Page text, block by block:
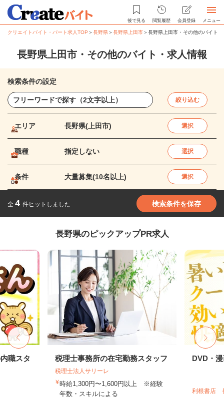
後で見る 閲覧履歴 会員登録 メニュー
クリエイトバイト・パート求人TOP ＞長野県＞長野県上田市＞長野県上田市・その他のバイト
長野県上田市・その他のバイト・求人情報
検索条件の設定
絞り込む
エリア 長野県(上田市) 選択
職種 指定しない 選択
条件 大量募集(10名以上) 選択
全 4 件ヒットしました 検索条件を保存
長野県のピックアップPR求人
職スタ 税理士事務所の在宅勤務スタッフ
税理士法人サリーレ
時給1,300円〜1,600円以上 ※経験
年数・スキルによる
DVD・
利根書店